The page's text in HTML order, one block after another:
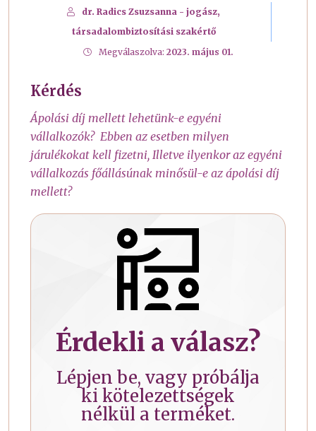
dr. Radics Zsuzsanna - jogász,
társadalombiztosítási szakértő
Megválaszolva: 2023. május 01.
Kérdés
Ápolási díj mellett lehetünk-e egyéni
vállalkozók? Ebben az esetben milyen
járulékokat kell fizetni, Illetve ilyenkor az egyéni
vállalkozás főállásúnak minősül-e az ápolási díj
mellett?
Érdekli a válasz?
Lépjen be, vagy próbálja
ki kötelezettségek
nélkül a terméket.